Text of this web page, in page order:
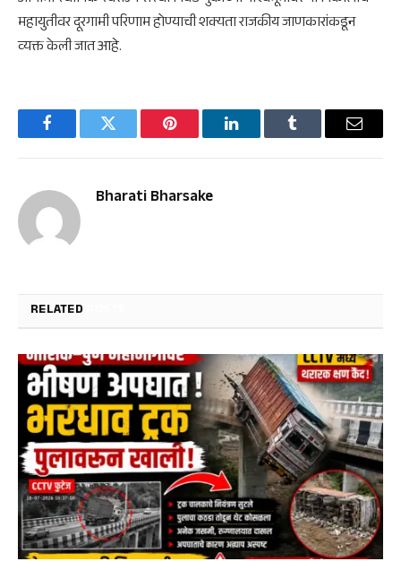
महायुतीवर दूरगामी परिणाम होण्याची शक्यता राजकीय जाणकारांकडून
व्यक्त केली जात आहे.
FacebookTwitter Pinterest LinkedInTumblr Email
Bharati Bharsake
RELATED